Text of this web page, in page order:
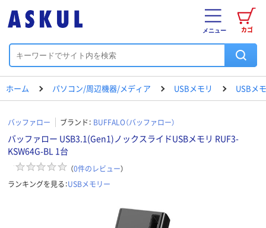
カゴ
メニュー
ホーム パソコン/周辺機器/メディア USBメモリ USBメ
バッファロー ブランド： BUFFALO（バッファロー）
バッファロー USB3.1(Gen1)ノックスライドUSBメモリ RUF3-
KSW64G-BL 1台
（0件のレビュー）
ランキングを見る：USBメモリー